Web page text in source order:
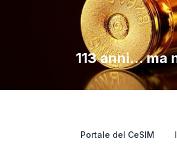
113 anni...
Portale del CeSIM